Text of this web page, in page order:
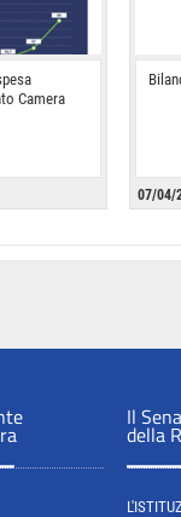
Camera
07/04/
Il
della